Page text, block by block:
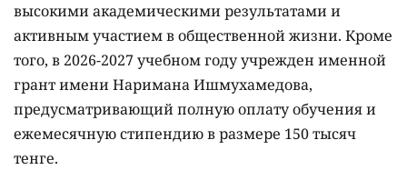
высокими академическими результатами и
активным участием в общественной жизни. Кроме
того, в 2026-2027 учебном году учрежден именной
грант имени Наримана Ишмухамедова,
предусматривающий полную оплату обучения и
ежемесячную стипендию в размере 150 тысяч
тенге.